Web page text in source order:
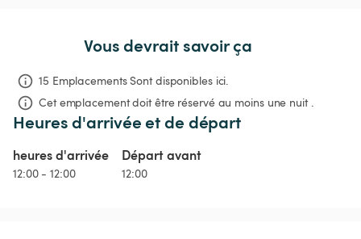
Vous devrait savoir ça
15 Emplacements Sont disponibles ici.
Cet emplacement doit être réservé au moins une nuit .
Heures d'arrivée et de départ
heures d'arrivée
12:00 - 12:00
Départ avant
12:00